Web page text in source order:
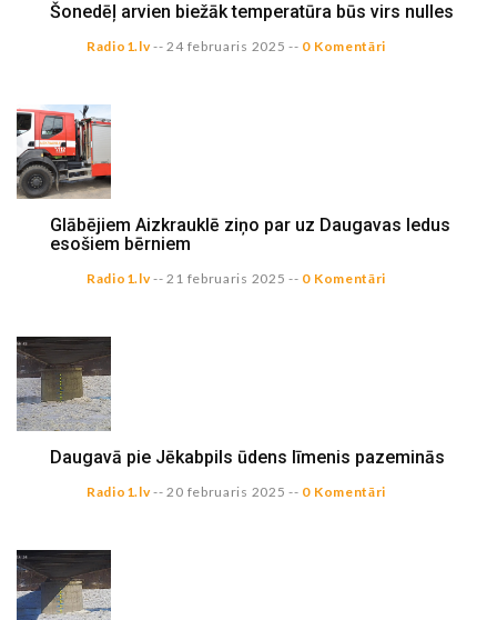
Šonedēļ arvien biežāk temperatūra būs virs nulles
Radio1.lv-- 24 februaris 2025 -- 0 Komentāri
Glābējiem Aizkrauklē ziņo par uz Daugavas ledus
esošiem bērniem
Radio1.lv-- 21 februaris 2025 -- 0 Komentāri
Daugavā pie Jēkabpils ūdens līmenis pazeminās
Radio1.lv-- 20 februaris 2025 -- 0 Komentāri